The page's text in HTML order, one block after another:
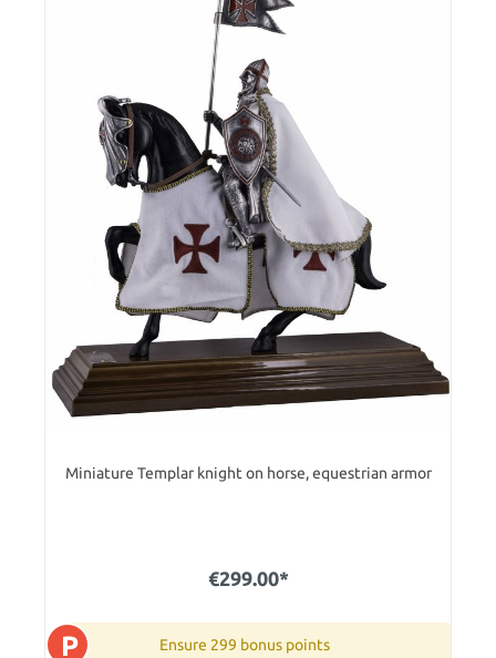
Miniature Templar knight on horse, equestrian armor
€299.00*
P Ensure 299 bonus points